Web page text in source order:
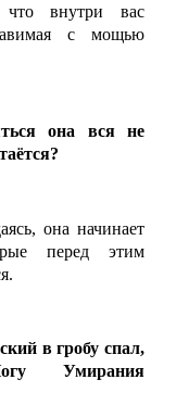
внутри вас
с мощью
она вся не
она начинает
перед этим
в гробу спал,
Умирания